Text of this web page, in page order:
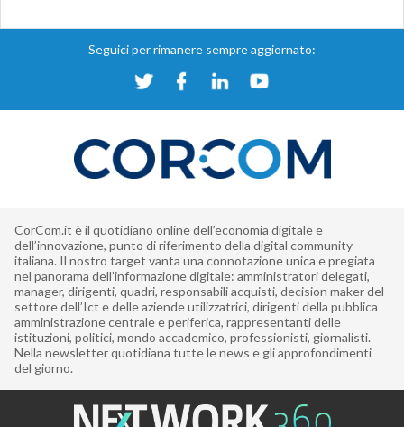
Seguici per rimanere sempre aggiornato:
CorCom.it è il quotidiano online dell’economia digitale e
dell’innovazione, punto di riferimento della digital community
italiana. Il nostro target vanta una connotazione unica e pregiata
nel panorama dell’informazione digitale: amministratori delegati,
manager, dirigenti, quadri, responsabili acquisti, decision maker del
settore dell’Ict e delle aziende utilizzatrici, dirigenti della pubblica
amministrazione centrale e periferica, rappresentanti delle
istituzioni, politici, mondo accademico, professionisti, giornalisti.
Nella newsletter quotidiana tutte le news e gli approfondimenti
del giorno.